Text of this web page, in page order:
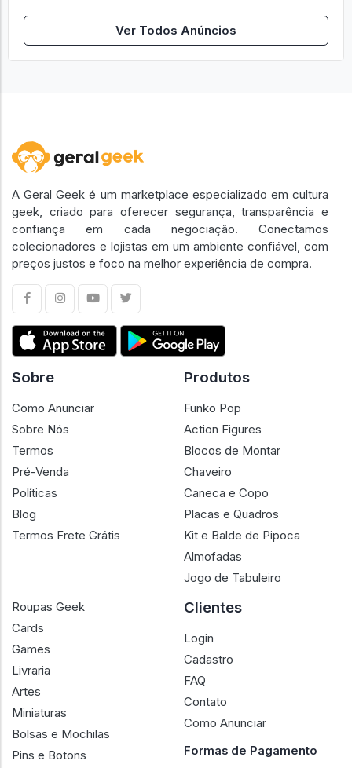
Ver Todos Anúncios
A Geral Geek é um marketplace especializado em cultura
geek, criado para oferecer segurança, transparência e
confiança em cada negociação. Conectamos
colecionadores e lojistas em um ambiente confiável, com
preços justos e foco na melhor experiência de compra.
Sobre
Como Anunciar
Sobre Nós
Termos
Pré-Venda
Políticas
Blog
Termos Frete Grátis
Produtos
Funko Pop
Action Figures
Blocos de Montar
Chaveiro
Caneca e Copo
Placas e Quadros
Kit e Balde de Pipoca
Almofadas
Jogo de Tabuleiro
Roupas Geek
Cards
Games
Livraria
Artes
Miniaturas
Bolsas e Mochilas
Pins e Botons
Clientes
Login
Cadastro
FAQ
Contato
Como Anunciar
Formas de Pagamento